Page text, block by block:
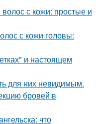
с кожи: простые и
с кожи головы:
и настоящем
для них невидимым.
бровей в
что